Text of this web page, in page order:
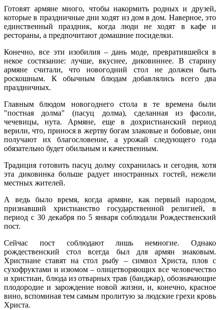
Готовят армяне много, чтобы накормить родных и друзей,
которые в праздничные дни ходят из дом в дом. Наверное, это
единственный праздник, когда люди не ходят в кафе и
рестораны, а предпочитают домашние посиделки.
Конечно, все эти изобилия – дань моде, превратившейся в
некое состязание: лучше, вкуснее, диковиннее. В старину
армяне считали, что новогодний стол не должен быть
роскошным. К обычным блюдам добавлялись всего два
праздничных.
Главным блюдом новогоднего стола в те времена были
"постная долма" (пасуц долма), сделанная из фасоли,
чечевицы, нута. Армяне, еще в дохристианский период
верили, что, принося в жертву богам злаковые и бобовые, они
получают их благословение, а урожай следующего года
обязательно будет обильным и качественным.
Традиция готовить пасуц долму сохранилась и сегодня, хотя
эта диковинка больше радует иностранных гостей, нежели
местных жителей.
А ведь было время, когда армяне, как первый народом,
признавший христианство государственной религией, в
период с 30 декабря по 5 января соблюдали Рождественский
пост.
Сейчас пост соблюдают лишь немногие. Однако
рождественский стол всегда был для армян знаковым.
Христиане ставят на стол рыбу – символ Христа, плов с
сухофруктами и изюмом – олицетворяющих все человечество
и христиан, блюда из отварных трав (банджар), обозначающие
плодородие и зарождение новой жизни, и, конечно, красное
вино, вспоминая тем самым пролитую за людские грехи кровь
Христа.